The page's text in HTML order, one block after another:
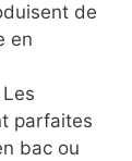
de
en
Les
parfaites
bac ou